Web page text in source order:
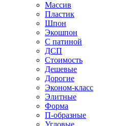
Массив
Пластик
Шпон
Экошпон
С патиной
ДСП
Стоимость
Дешевые
Дорогие
Эконом-класс
Элитные
Форма
П-образные
Угловые